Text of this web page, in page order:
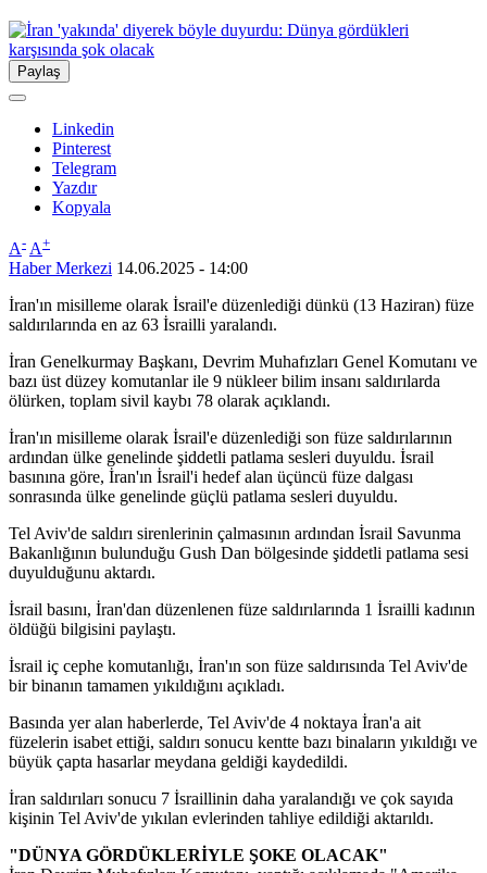
Paylaş
Linkedin
Pinterest
Telegram
Yazdır
Kopyala
A- A+
Haber Merkezi 14.06.2025 - 14:00
İran'ın misilleme olarak İsrail'e düzenlediği dünkü (13 Haziran) füze
saldırılarında en az 63 İsrailli yaralandı.
İran Genelkurmay Başkanı, Devrim Muhafızları Genel Komutanı ve
bazı üst düzey komutanlar ile 9 nükleer bilim insanı saldırılarda
ölürken, toplam sivil kaybı 78 olarak açıklandı.
İran'ın misilleme olarak İsrail'e düzenlediği son füze saldırılarının
ardından ülke genelinde şiddetli patlama sesleri duyuldu. İsrail
basınına göre, İran'ın İsrail'i hedef alan üçüncü füze dalgası
sonrasında ülke genelinde güçlü patlama sesleri duyuldu.
Tel Aviv'de saldırı sirenlerinin çalmasının ardından İsrail Savunma
Bakanlığının bulunduğu Gush Dan bölgesinde şiddetli patlama sesi
duyulduğunu aktardı.
İsrail basını, İran'dan düzenlenen füze saldırılarında 1 İsrailli kadının
öldüğü bilgisini paylaştı.
İsrail iç cephe komutanlığı, İran'ın son füze saldırısında Tel Aviv'de
bir binanın tamamen yıkıldığını açıkladı.
Basında yer alan haberlerde, Tel Aviv'de 4 noktaya İran'a ait
füzelerin isabet ettiği, saldırı sonucu kentte bazı binaların yıkıldığı ve
büyük çapta hasarlar meydana geldiği kaydedildi.
İran saldırıları sonucu 7 İsraillinin daha yaralandığı ve çok sayıda
kişinin Tel Aviv'de yıkılan evlerinden tahliye edildiği aktarıldı.
"DÜNYA GÖRDÜKLERİYLE ŞOKE OLACAK"